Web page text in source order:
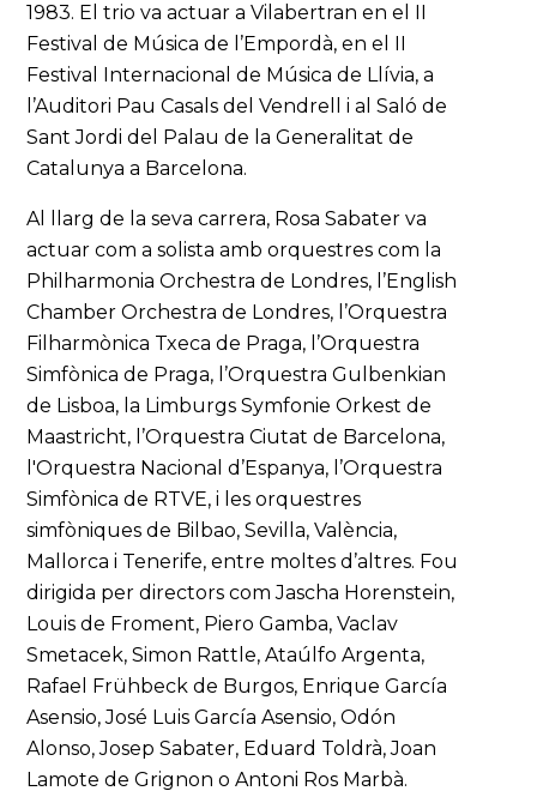
1983. El trio va actuar a Vilabertran en el II
Festival de Música de l’Empordà, en el II
Festival Internacional de Música de Llívia, a
l’Auditori Pau Casals del Vendrell i al Saló de
Sant Jordi del Palau de la Generalitat de
Catalunya a Barcelona.
Al llarg de la seva carrera, Rosa Sabater va
actuar com a solista amb orquestres com la
Philharmonia Orchestra de Londres, l’English
Chamber Orchestra de Londres, l’Orquestra
Filharmònica Txeca de Praga, l’Orquestra
Simfònica de Praga, l’Orquestra Gulbenkian
de Lisboa, la Limburgs Symfonie Orkest de
Maastricht, l’Orquestra Ciutat de Barcelona,
l'Orquestra Nacional d’Espanya, l’Orquestra
Simfònica de RTVE, i les orquestres
simfòniques de Bilbao, Sevilla, València,
Mallorca i Tenerife, entre moltes d’altres. Fou
dirigida per directors com Jascha Horenstein,
Louis de Froment, Piero Gamba, Vaclav
Smetacek, Simon Rattle, Ataúlfo Argenta,
Rafael Frühbeck de Burgos, Enrique García
Asensio, José Luis García Asensio, Odón
Alonso, Josep Sabater, Eduard Toldrà, Joan
Lamote de Grignon o Antoni Ros Marbà.